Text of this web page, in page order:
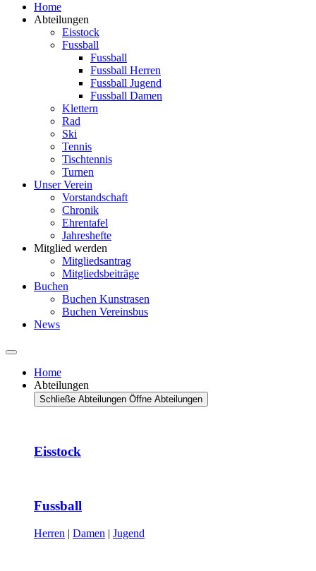
Home
Abteilungen
Eisstock
Fussball
Fussball
Fussball Herren
Fussball Jugend
Fussball Damen
Klettern
Rad
Ski
Tennis
Tischtennis
Turnen
Unser Verein
Vorstandschaft
Chronik
Ehrentafel
Jahreshefte
Mitglied werden
Mitgliedsantrag
Mitgliedsbeiträge
Buchen
Buchen Kunstrasen
Buchen Vereinsbus
News
Home
Abteilungen
Schließe Abteilungen Öffne Abteilungen
Eisstock
Fussball
Herren | Damen | Jugend